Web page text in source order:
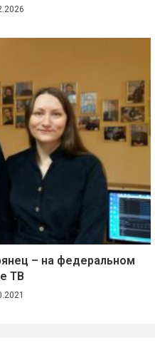
– на федеральном
ТВ